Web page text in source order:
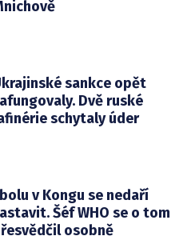
sankce opět
Dvě ruské
schytaly úder
v Kongu se nedaří
Šéf WHO se o tom
osobně